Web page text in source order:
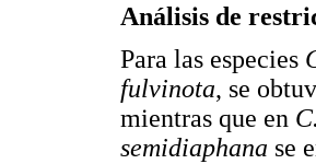
Análisis de
Para las especies
fulvinota, se
mientras que en
semidiaphana se